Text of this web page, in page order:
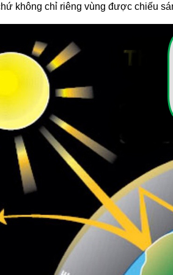
không chỉ riêng vùng được chiếu